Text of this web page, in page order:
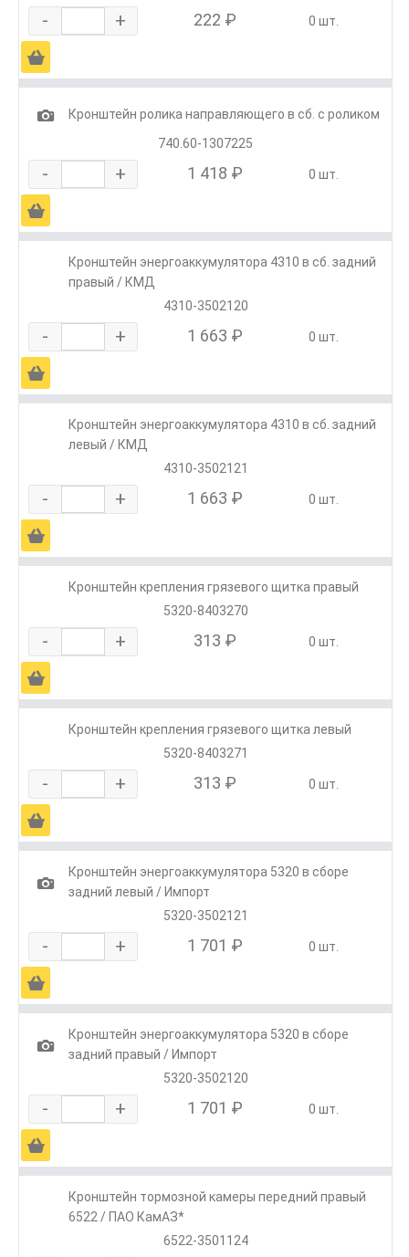
- + 222 ₽ 0 шт.
Ä
1
Кронштейн ролика направляющего в сб. с роликом
740.60-1307225
- + 1 418 ₽ 0 шт.
Ä
Кронштейн энергоаккумулятора 4310 в сб. задний
правый / КМД
4310-3502120
- + 1 663 ₽ 0 шт.
Ä
Кронштейн энергоаккумулятора 4310 в сб. задний
левый / КМД
4310-3502121
- + 1 663 ₽ 0 шт.
Ä
Кронштейн крепления грязевого щитка правый
5320-8403270
- + 313 ₽ 0 шт.
Ä
Кронштейн крепления грязевого щитка левый
5320-8403271
- + 313 ₽ 0 шт.
Ä
1
Кронштейн энергоаккумулятора 5320 в сборе
задний левый / Импорт
5320-3502121
- + 1 701 ₽ 0 шт.
Ä
1
Кронштейн энергоаккумулятора 5320 в сборе
задний правый / Импорт
5320-3502120
- + 1 701 ₽ 0 шт.
Ä
Кронштейн тормозной камеры передний правый
6522 / ПАО КамАЗ*
6522-3501124